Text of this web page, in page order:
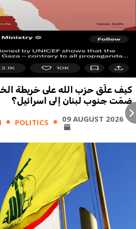
كيف علّق حزب الله على خريطة
ضمّت جنوب لبنان إلى اسرائيل؟
POLITICS 09 AUGUST 2026